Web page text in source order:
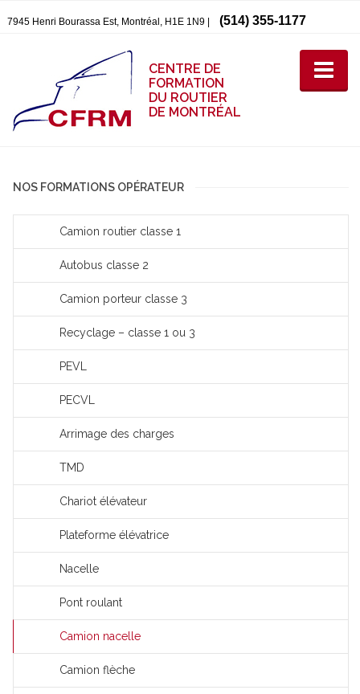
7945 Henri Bourassa Est, Montréal, H1E 1N9 | (514) 355-1177
CENTRE DE
FORMATION
DU ROUTIER
DE MONTRÉAL
NOS FORMATIONS OPÉRATEUR
Camion routier classe 1
Autobus classe 2
Camion porteur classe 3
Recyclage – classe 1 ou 3
PEVL
PECVL
Arrimage des charges
TMD
Chariot élévateur
Plateforme élévatrice
Nacelle
Pont roulant
Camion nacelle
Camion flèche